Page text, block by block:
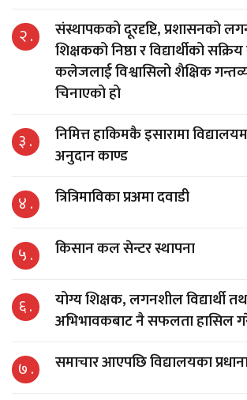
२ .
संस्थापकको दूरदृष्टि, प्रशासनको
शिक्षकको निष्ठा र विद्यार्थीको
कलेजलाई विश्वासिलो शैक्षिक
चिनाएको हो
३ .
निमित्त हाकिमकै इसारामा
अनुदान काण्ड
४ . त्रित्रिमाविका प्रअमा दवाडी
५ . किसान कल सेन्टर स्थापना
६ .
योग्य शिक्षक, लगनशील विद्यार्थी
अभिभावकबाट नै सफलता हासिल
७ . समाचार आएपछि विद्यालयका